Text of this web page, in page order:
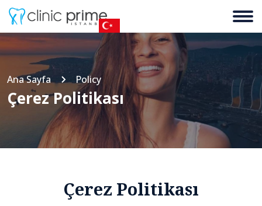
Ana Sayfa Policy
Çerez Politikası
Çerez Politikası